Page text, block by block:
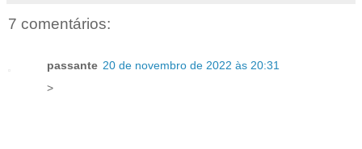
7 comentários:
passante 20 de novembro de 2022 às 20:31
>